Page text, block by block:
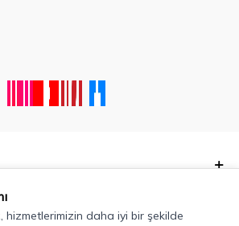
hizmetlerimizin daha iyi bir şekilde